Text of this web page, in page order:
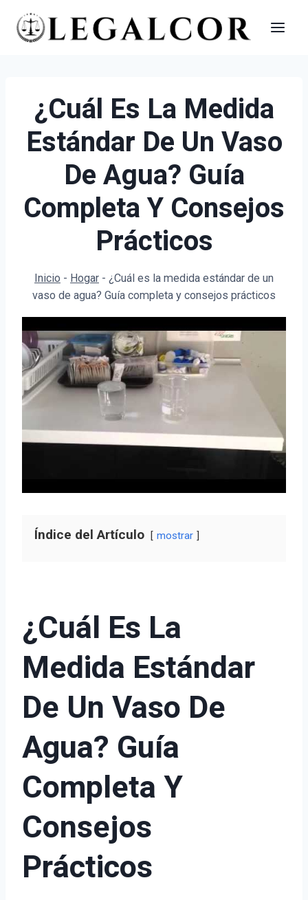
Saltar
¿Cuál Es La Medida
Estándar De Un Vaso
De Agua? Guía
Completa Y Consejos
Prácticos
Inicio - Hogar - ¿Cuál es la medida estándar de un
vaso de agua? Guía completa y consejos prácticos
Índice del Artículo mostrar
¿Cuál Es La
Medida Estándar
De Un Vaso De
Agua? Guía
Completa Y
Consejos
Prácticos